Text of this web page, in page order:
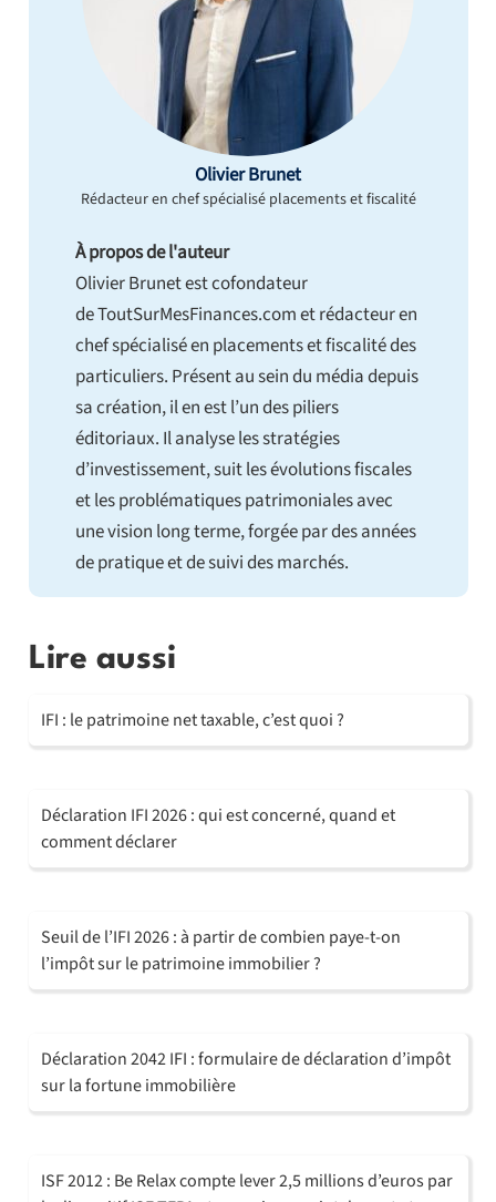
Olivier Brunet
Rédacteur en chef spécialisé placements et fiscalité
À propos de l'auteur
Olivier Brunet est cofondateur
de ToutSurMesFinances.com et rédacteur en
chef spécialisé en placements et fiscalité des
particuliers. Présent au sein du média depuis
sa création, il en est l’un des piliers
éditoriaux. Il analyse les stratégies
d’investissement, suit les évolutions fiscales
et les problématiques patrimoniales avec
une vision long terme, forgée par des années
de pratique et de suivi des marchés.
Lire aussi
IFI : le patrimoine net taxable, c’est quoi ?
Déclaration IFI 2026 : qui est concerné, quand et
comment déclarer
Seuil de l’IFI 2026 : à partir de combien paye-t-on
l’impôt sur le patrimoine immobilier ?
Déclaration 2042 IFI : formulaire de déclaration d’impôt
sur la fortune immobilière
ISF 2012 : Be Relax compte lever 2,5 millions d’euros par